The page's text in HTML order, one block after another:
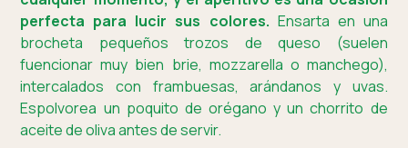
perfecta para lucir sus colores. Ensarta en una
brocheta pequeños trozos de queso (suelen
fuencionar muy bien brie, mozzarella o manchego),
intercalados con frambuesas, arándanos y uvas.
Espolvorea un poquito de orégano y un chorrito de
aceite de oliva antes de servir.